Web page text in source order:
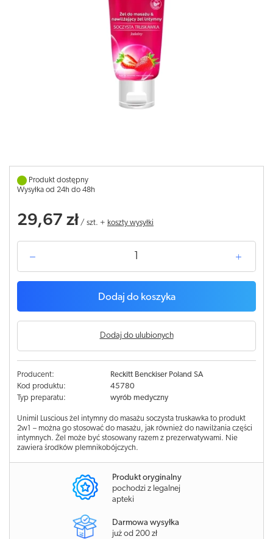
Produkt dostępny
Wysyłka od 24h do 48h
29,67 zł / szt. + koszty wysyłki
Dodaj do koszyka
Dodaj do ulubionych
Producent:
Reckitt Benckiser Poland SA
Kod produktu:
45780
Typ preparatu:
wyrób medyczny
Unimil Luscious żel intymny do masażu soczysta truskawka to produkt
2w1 – można go stosować do masażu, jak również do nawilżania części
intymnych. Żel może być stosowany razem z prezerwatywami. Nie
zawiera środków plemnikobójczych.
Produkt oryginalny
pochodzi z legalnej
apteki
Darmowa wysyłka
już od 200 zł